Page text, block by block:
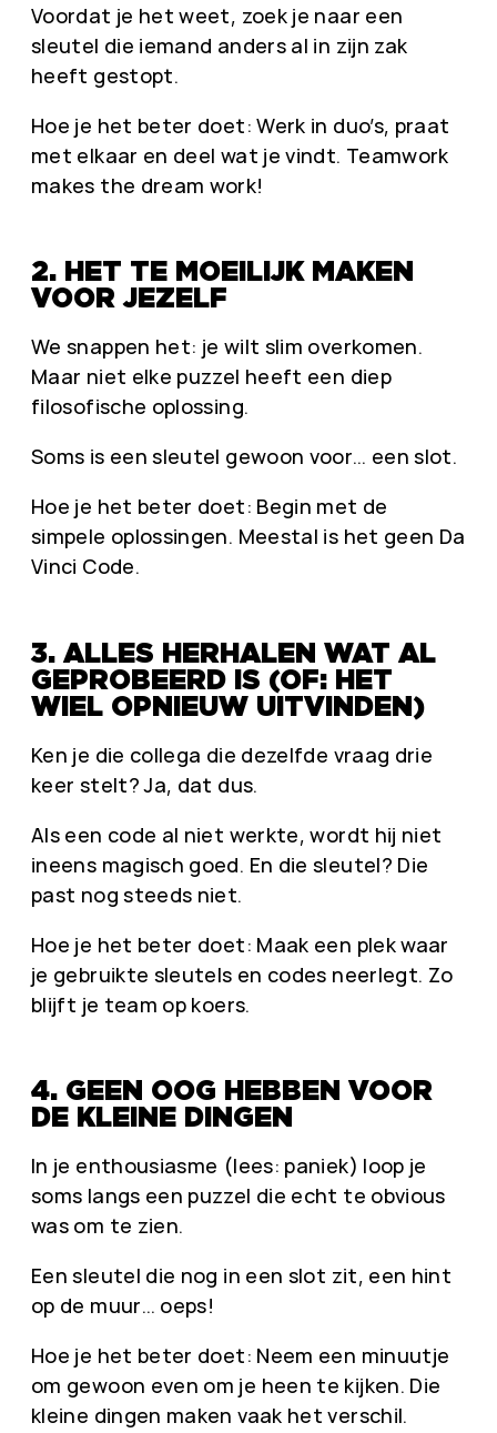
Voordat je het weet, zoek je naar een
sleutel die iemand anders al in zijn zak
heeft gestopt.
Hoe je het beter doet: Werk in duo’s, praat
met elkaar en deel wat je vindt. Teamwork
makes the dream work!
2. HET TE MOEILIJK MAKEN
VOOR JEZELF
We snappen het: je wilt slim overkomen.
Maar niet elke puzzel heeft een diep
filosofische oplossing.
Soms is een sleutel gewoon voor… een slot.
Hoe je het beter doet: Begin met de
simpele oplossingen. Meestal is het geen Da
Vinci Code.
3. ALLES HERHALEN WAT AL
GEPROBEERD IS (OF: HET
WIEL OPNIEUW UITVINDEN)
Ken je die collega die dezelfde vraag drie
keer stelt? Ja, dat dus.
Als een code al niet werkte, wordt hij niet
ineens magisch goed. En die sleutel? Die
past nog steeds niet.
Hoe je het beter doet: Maak een plek waar
je gebruikte sleutels en codes neerlegt. Zo
blijft je team op koers.
4. GEEN OOG HEBBEN VOOR
DE KLEINE DINGEN
In je enthousiasme (lees: paniek) loop je
soms langs een puzzel die echt te obvious
was om te zien.
Een sleutel die nog in een slot zit, een hint
op de muur… oeps!
Hoe je het beter doet: Neem een minuutje
om gewoon even om je heen te kijken. Die
kleine dingen maken vaak het verschil.